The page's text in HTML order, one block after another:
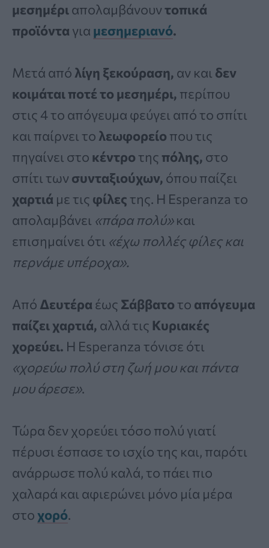
μεσημέριαπολαμβάνουντοπικά
προϊόντα για μεσημεριανό.
Μετά από λίγη ξεκούραση, αν και δεν
κοιμάται ποτέ το μεσημέρι, περίπου
στις 4 το απόγευμα φεύγει από το σπίτι
και παίρνει το λεωφορείο που τις
πηγαίνει στο κέντρο της πόλης, στο
σπίτι των συνταξιούχων, όπου παίζει
χαρτιά με τις φίλες της. Η Esperanza το
απολαμβάνει «πάρα πολύ»και
επισημαίνει ότι «έχω πολλές φίλες και
περνάμε υπέροχα».
Από Δευτέρα έως Σάββατο το απόγευμα
παίζει χαρτιά, αλλά τις Κυριακές
χορεύει. Η Esperanza τόνισε ότι
«χορεύω πολύ στη ζωή μου και πάντα
μου άρεσε».
Τώρα δεν χορεύει τόσο πολύ γιατί
πέρυσι έσπασε το ισχίο της και, παρότι
ανάρρωσε πολύ καλά, το πάει πιο
χαλαρά και αφιερώνει μόνο μία μέρα
στοχορό.